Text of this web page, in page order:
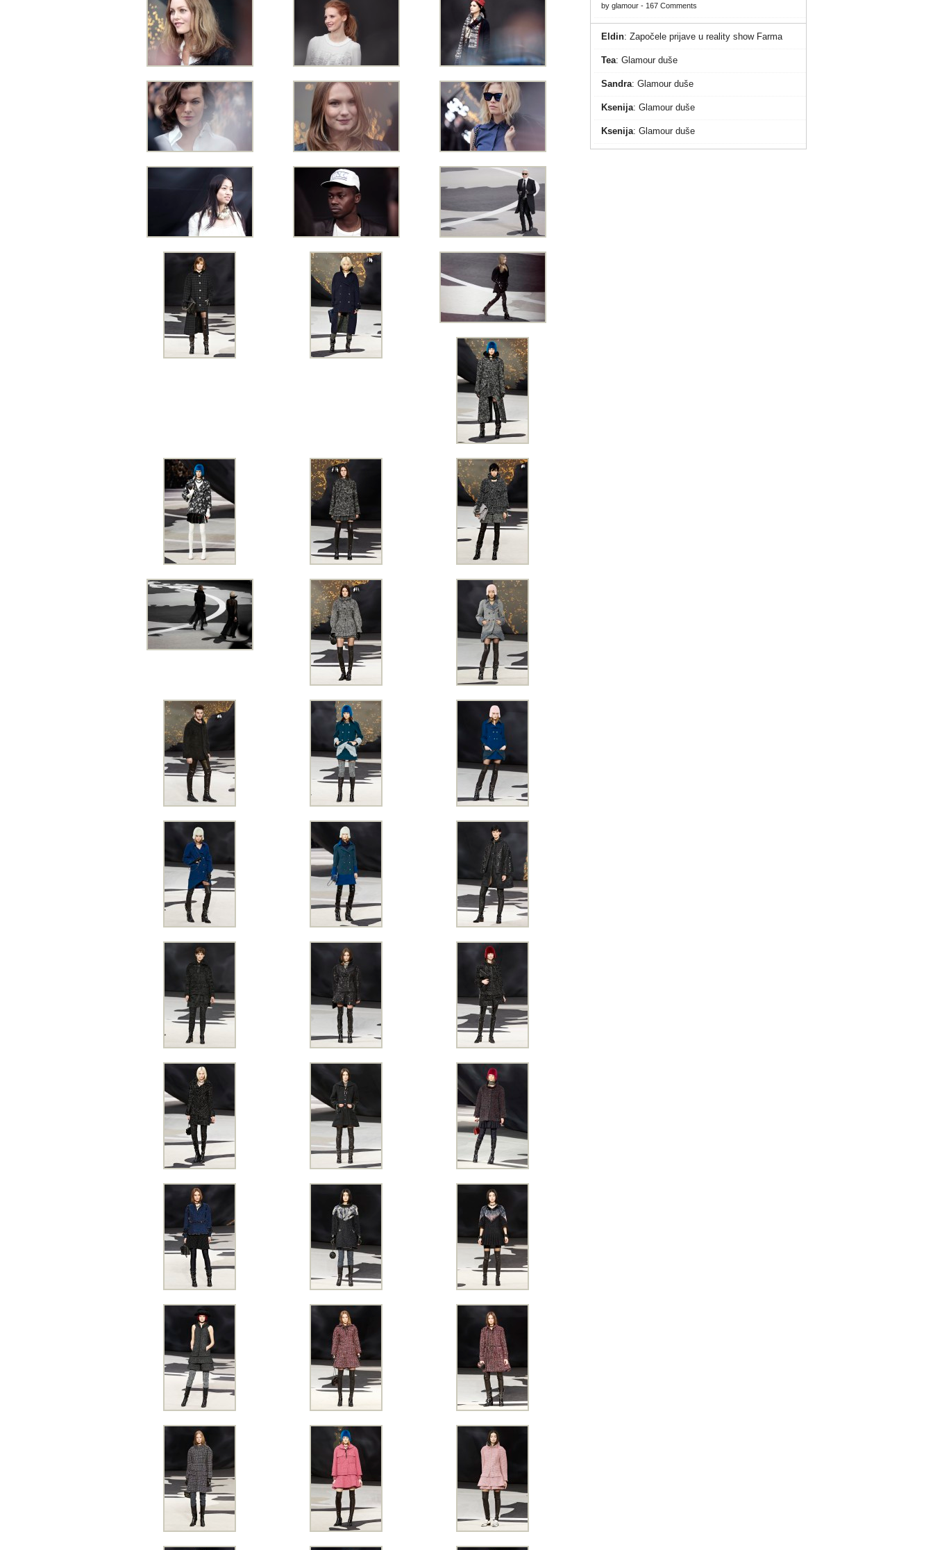
by glamour - 167 Comments
Eldin: Započele prijave u reality show Farma
Tea: Glamour duše
Sandra: Glamour duše
Ksenija: Glamour duše
Ksenija: Glamour duše